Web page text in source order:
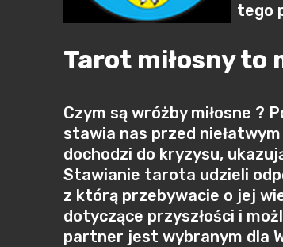
tego
Tarot miłosny to
Czym są wróżby miłosne ?
stawia nas przed
dochodzi do kryzysu,
Stawianie tarota udzieli
z którą przebywacie o jej
dotyczące przyszłości i
partner jest wybranym dla